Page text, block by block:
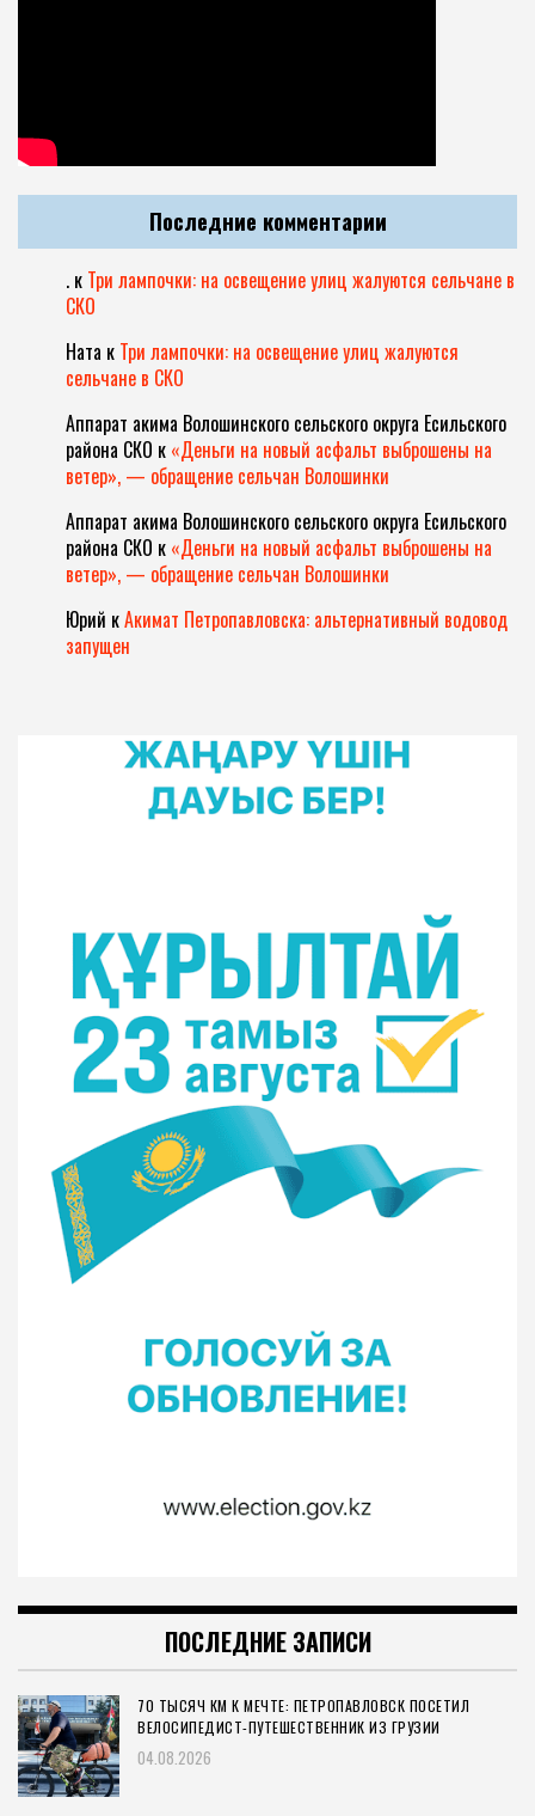
Последние комментарии
. к Три лампочки: на освещение улиц жалуются сельчане в
СКО
Ната к Три лампочки: на освещение улиц жалуются
сельчане в СКО
Аппарат акима Волошинского сельского округа Есильского
района СКО к «Деньги на новый асфальт выброшены на
ветер», — обращение сельчан Волошинки
Аппарат акима Волошинского сельского округа Есильского
района СКО к «Деньги на новый асфальт выброшены на
ветер», — обращение сельчан Волошинки
Юрий кАкимат Петропавловска: альтернативный водовод
запущен
ПОСЛЕДНИЕ ЗАПИСИ
70 ТЫСЯЧ КМ К МЕЧТЕ: ПЕТРОПАВЛОВСК ПОСЕТИЛ
ВЕЛОСИПЕДИСТ-ПУТЕШЕСТВЕННИК ИЗ ГРУЗИИ
04.08.2026